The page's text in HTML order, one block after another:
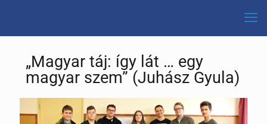
„Magyar táj: így lát … egy
magyar szem” (Juhász Gyula)